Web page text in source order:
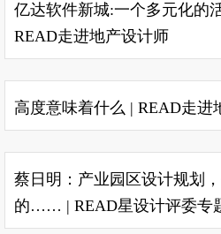
亿达软件新城:一个多元化的
READ走进地产设计师
高度意味着什么 | READ走进
蔡日明：产业园区设计规划
的…… | READ星设计评委专